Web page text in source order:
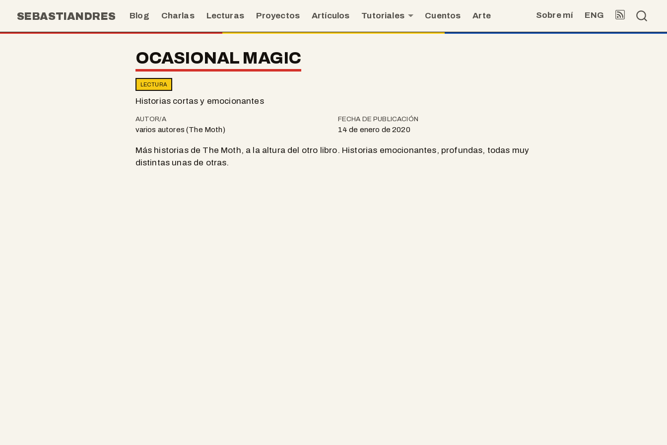
SEBASTIANDRES Blog Charlas Lecturas Proyectos Artículos Tutoriales Cuentos Arte Sobre mí ENG
OCASIONAL MAGIC
LECTURA
Historias cortas y emocionantes
AUTOR/A
varios autores (The Moth)
FECHA DE PUBLICACIÓN
14 de enero de 2020
Más historias de The Moth, a la altura del otro libro. Historias emocionantes, profundas, todas muy
distintas unas de otras.